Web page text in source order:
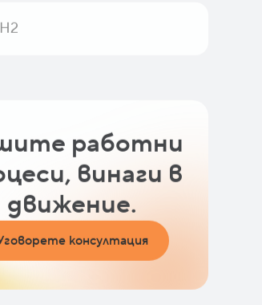
работни
винаги в
движение.
консултация